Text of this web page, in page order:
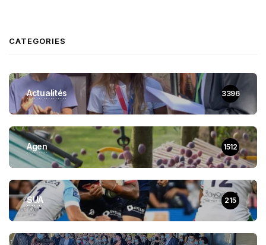
CATEGORIES
Actualités 3396
Agen 1512
SUA 215